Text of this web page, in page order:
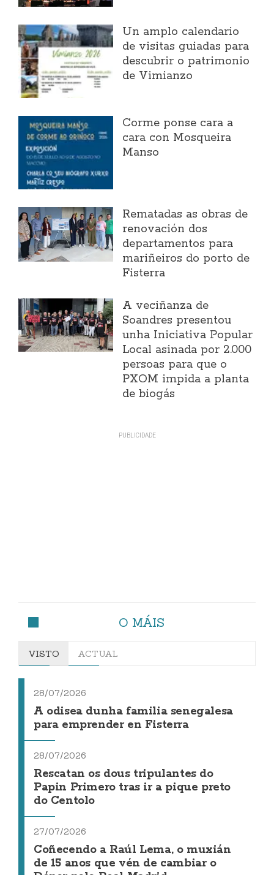
Un amplo calendario
de visitas guiadas para
descubrir o patrimonio
de Vimianzo
Corme ponse cara a
cara con Mosqueira
Manso
Rematadas as obras de
renovación dos
departamentos para
mariñeiros do porto de
Fisterra
A veciñanza de
Soandres presentou
unha Iniciativa Popular
Local asinada por 2.000
persoas para que o
PXOM impida a planta
de biogás
O MÁIS
VISTO ACTUAL
28/07/2026
A odisea dunha familia senegalesa
para emprender en Fisterra
28/07/2026
Rescatan os dous tripulantes do
Papin Primero tras ir a pique preto
do Centolo
27/07/2026
Coñecendo a Raúl Lema, o muxián
de 15 anos que vén de cambiar o